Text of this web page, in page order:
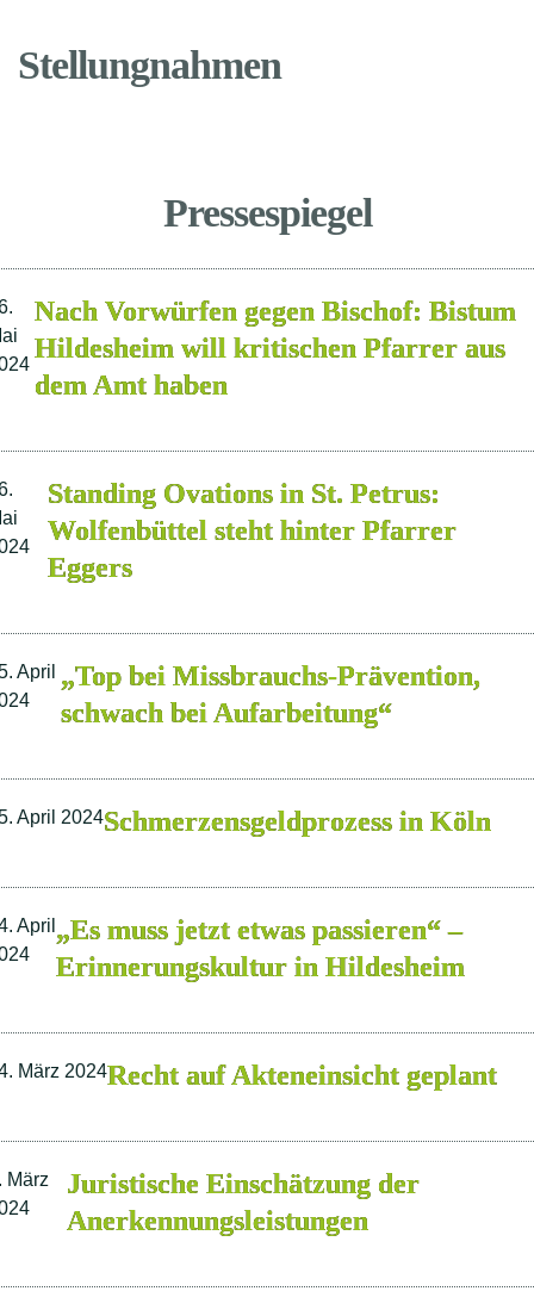
Stellungnahmen
Pressespiegel
Nach Vorwürfen gegen Bischof: Bistum
Hildesheim will kritischen Pfarrer aus
dem Amt haben
Standing Ovations in St. Petrus:
Wolfenbüttel steht hinter Pfarrer
Eggers
April „Top bei Missbrauchs-Prävention,
schwach bei Aufarbeitung“
April 2024Schmerzensgeldprozess in Köln
April „Es muss jetzt etwas passieren“ –
Erinnerungskultur in Hildesheim
März 2024Recht auf Akteneinsicht geplant
März
Juristische Einschätzung der
Anerkennungsleistungen